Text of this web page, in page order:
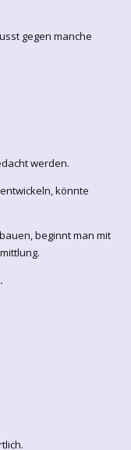
gegen manche
werden.
könnte
beginnt man mit